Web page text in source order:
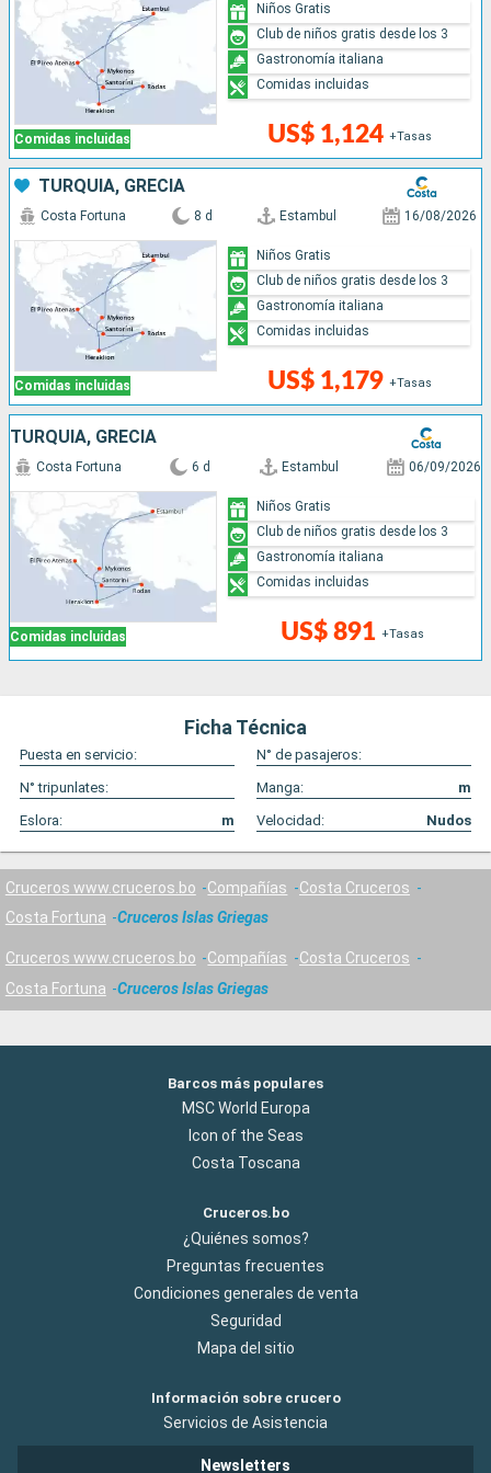
Comidas incluidas US$ 1,124 +Tasas
Niños Gratis
Club de niños gratis desde los 3
Gastronomía italiana
Comidas incluidas
TURQUÍA, GRECIA
Comidas incluidas
Costa Fortuna 8 d Estambul 16/08/2026
US$ 1,179 +Tasas
Niños Gratis
Club de niños gratis desde los 3
Gastronomía italiana
Comidas incluidas
TURQUÍA, GRECIA
Comidas incluidas
Costa Fortuna 6 d Estambul 06/09/2026
US$ 891 +Tasas
Niños Gratis
Club de niños gratis desde los 3
Gastronomía italiana
Comidas incluidas
Ficha Técnica
Puesta en servicio:
N° de pasajeros:
N° tripunlates:
Manga:
m
Eslora:
m Velocidad: Nudos
Cruceros www.cruceros.bo Compañías
Costa Cruceros
Costa Fortuna
Cruceros Islas Griegas
Cruceros www.cruceros.bo Compañías
Costa Cruceros
Costa Fortuna
Cruceros Islas Griegas
Barcos más populares
MSC World Europa
Icon of the Seas
Costa Toscana
Cruceros.bo
¿Quiénes somos?
Preguntas frecuentes
Condiciones generales de venta
Seguridad
Mapa del sitio
Información sobre crucero
Servicios de Asistencia
Newsletters